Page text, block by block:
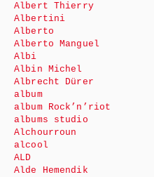
Albert Thierry
Albertini
Alberto
Alberto Manguel
Albi
Albin Michel
Albrecht Dürer
album
album Rock’n’riot
albums studio
Alchourroun
alcool
ALD
Alde Hemendik